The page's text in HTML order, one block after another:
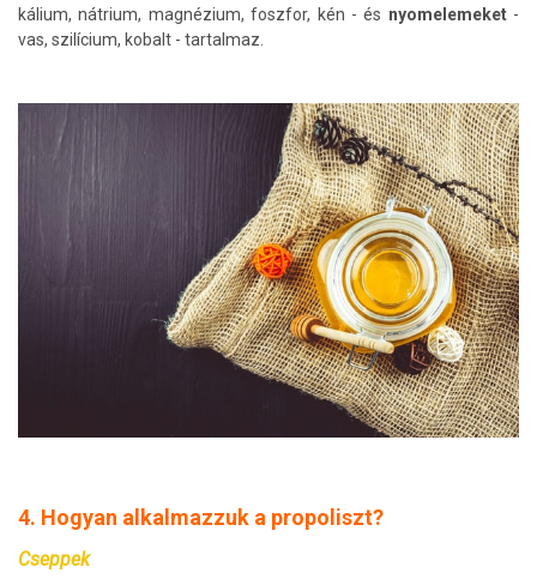
kálium, nátrium, magnézium, foszfor, kén - és nyomelemeket -
vas, szilícium, kobalt - tartalmaz.
4. Hogyan alkalmazzuk a propoliszt?
Cseppek